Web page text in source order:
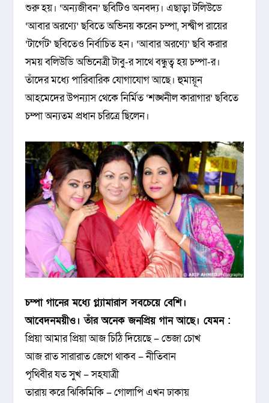
শুরু হয়। ‘অন্যজীবন’ ছবিটিও অনবদ্য। এছাড়া টলিউডে
‘আবার অরণ্যে’ ছবিতে অভিনয় করেন চম্পা, সন্দ্বীপ রায়ের
‘টার্গেট’ ছবিতেও নির্বাচিত হন। ‘আবার অরণ্যে’ ছবি করার
সময় বলিউডি অভিনেত্রী টাবু-র সাথে বন্ধুত্ব হয় চম্পা-র।
তাঁদের মধ্যে পারিবারিক যোগাযোগ আছে। হুমায়ূন
আহমেদের উপন্যাস থেকে নির্মিত ‘শঙ্খনীল কারাগার’ ছবিতে
চম্পা অন্যতম প্রধান চরিত্রে ছিলেন।
চম্পা গানের মধ্যে গ্ল্যামারাস সবচেয়ে বেশি।
আবেদনময়ীও। তাঁর অনেক জনপ্রিয় গান আছে। যেমন :
প্রিয়া আমার প্রিয়া আজ চিঠি দিয়েছে – ভেজা চোখ
আজ রাত সারারাত জেগে থাকব – নীতিবান
পৃথিবীর যত সুখ – সহযাত্রী
তারায় করে ঝিকিমিকি – গোলাপি এখন ঢাকায়